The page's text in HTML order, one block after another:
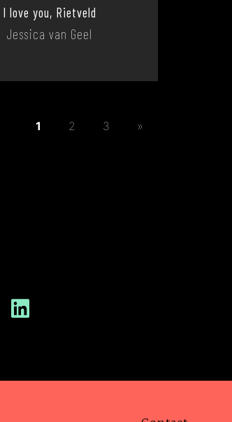
I love you, Rietveld
Jessica van Geel
1 2 3 »